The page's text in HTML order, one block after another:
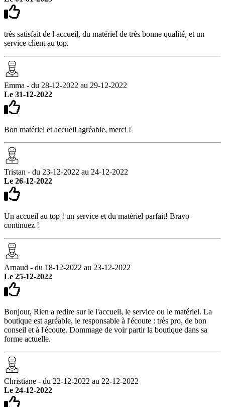
très satisfait de l accueil, du matériel de très bonne qualité, et un
service client au top.
Emma - du 28-12-2022 au 29-12-2022
Le 31-12-2022
Bon matériel et accueil agréable, merci !
Tristan - du 23-12-2022 au 24-12-2022
Le 26-12-2022
Un accueil au top ! un service et du matériel parfait! Bravo
continuez !
Arnaud - du 18-12-2022 au 23-12-2022
Le 25-12-2022
Bonjour, Rien a redire sur le l'accueil, le service ou le matériel. La
boutique est agréable, le responsable à l'écoute : très pro, de bon
conseil et à l'écoute. Dommage de voir partir la boutique dans sa
forme actuelle.
Christiane - du 22-12-2022 au 22-12-2022
Le 24-12-2022